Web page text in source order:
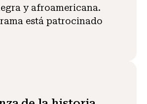
y afroamericana.
está patrocinado